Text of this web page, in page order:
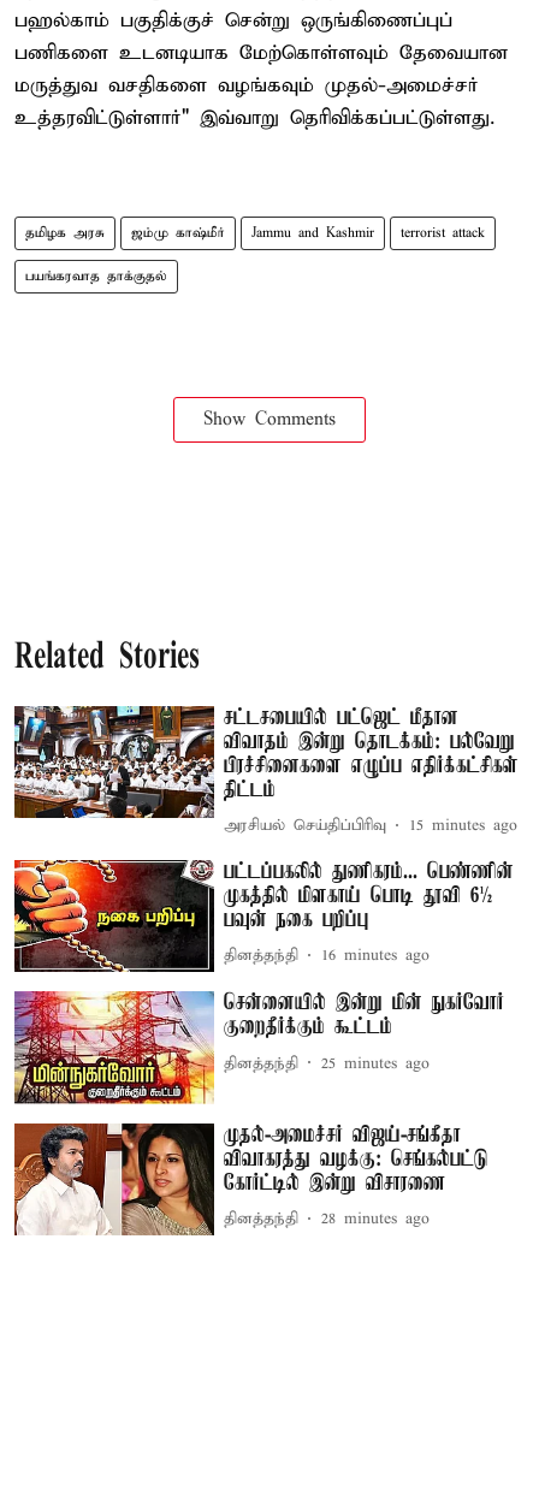
பஹல்காம் பகுதிக்குச் சென்று ஒருங்கிணைப்புப்
பணிகளை உடனடியாக மேற்கொள்ளவும் தேவையான
மருத்துவ வசதிகளை வழங்கவும் முதல்-அமைச்சர்
உத்தரவிட்டுள்ளார்" இவ்வாறு தெரிவிக்கப்பட்டுள்ளது.
தமிழக அரசு ஜம்மு காஷ்மீர் Jammu and Kashmir terrorist attack
பயங்கரவாத தாக்குதல்
Show Comments
Related Stories
சட்டசபையில் பட்ஜெட் மீதான
விவாதம் இன்று தொடக்கம்: பல்வேறு
பிரச்சினைகளை எழுப்ப எதிர்க்கட்சிகள்
திட்டம்
அரசியல் செய்திப்பிரிவு 15 minutes ago
பட்டப்பகலில் துணிகரம்... பெண்ணின்
முகத்தில் மிளகாய் பொடி தூவி 6½
பவுன் நகை பறிப்பு
தினத்தந்தி 16 minutes ago
சென்னையில் இன்று மின் நுகர்வோர்
குறைதீர்க்கும் கூட்டம்
தினத்தந்தி 25 minutes ago
முதல்-அமைச்சர் விஜய்-சங்கீதா
விவாகரத்து வழக்கு: செங்கல்பட்டு
கோர்ட்டில் இன்று விசாரணை
தினத்தந்தி 28 minutes ago